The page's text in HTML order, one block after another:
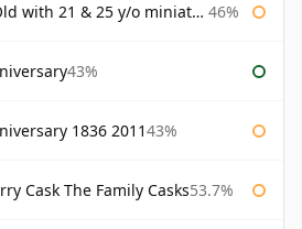
with 21 & 25 y/o miniatures 46%
43%
1836 201143%
Cask The Family Casks53.7%